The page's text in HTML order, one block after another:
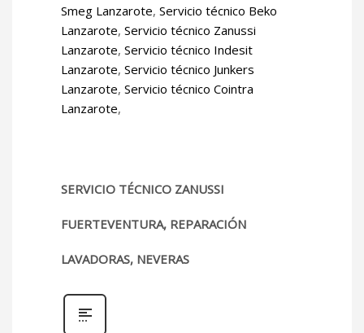
Smeg Lanzarote, Servicio técnico Beko
Lanzarote, Servicio técnico Zanussi
Lanzarote, Servicio técnico Indesit
Lanzarote, Servicio técnico Junkers
Lanzarote, Servicio técnico Cointra
Lanzarote,
SERVICIO TÉCNICO ZANUSSI
FUERTEVENTURA, REPARACIÓN
LAVADORAS, NEVERAS